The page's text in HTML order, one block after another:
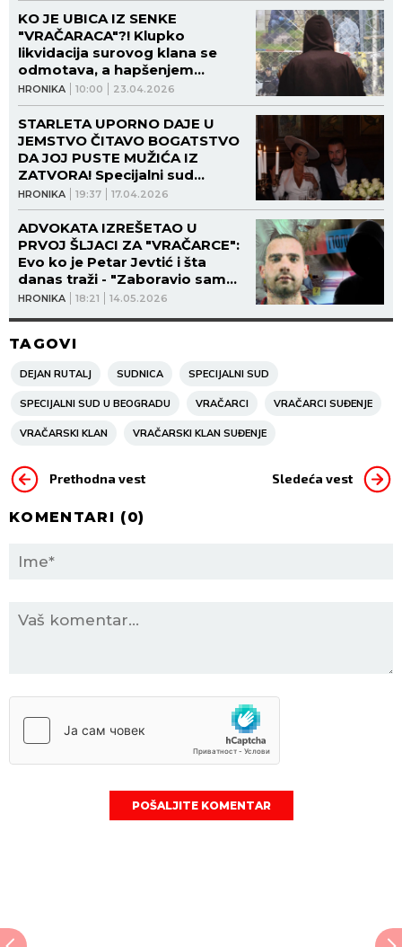
HRONIKA 10:00 23.04.2026
KO JE UBICA IZ SENKE
"VRAČARACA"?! Klupko
likvidacija surovog klana se
odmotava, a hapšenjem
Radovića Džoniju s Vračara
zadat jak udarac!
HRONIKA 19:37 17.04.2026
STARLETA UPORNO DAJE U
JEMSTVO ČITAVO BOGATSTVO
DA JOJ PUSTE MUŽIĆA IZ
ZATVORA! Specijalni sud
odobrava, a Apelacija ukida!
HRONIKA 18:21 14.05.2026
ADVOKATA IZREŠETAO U
PRVOJ ŠLJACI ZA "VRAČARCE":
Evo ko je Petar Jevtić i šta
danas traži - "Zaboravio sam
optužnicu ispod dušeka u
TAGOVI
DEJAN RUTALJ SUDNICA SPECIJALNI SUD
SPECIJALNI SUD U BEOGRADU VRAČARCI VRAČARCI SUĐENJE
VRAČARSKI KLAN VRAČARSKI KLAN SUĐENJE
Prethodna vest Sledeća vest
KOMENTARI (0)
POŠALJITE KOMENTAR